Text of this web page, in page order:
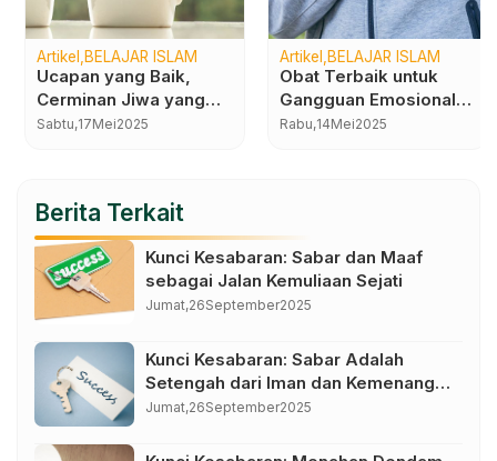
Artikel BELAJAR ISLAM
Ucapan yang Baik,
Cerminan Jiwa yang
Tenang
Sabtu,17Mei2025
Artikel BELAJAR ISLAM
Obat Terbaik untuk
Gangguan Emosional
dan Penyakit Fisik
Rabu,14Mei2025
Berita Terkait
Kunci Kesabaran: Sabar dan Maaf
sebagai Jalan Kemuliaan Sejati
Jumat,26September2025
Kunci Kesabaran: Sabar Adalah
Setengah dari Iman dan Kemenangan
dalam Kendali Diri
Jumat,26September2025